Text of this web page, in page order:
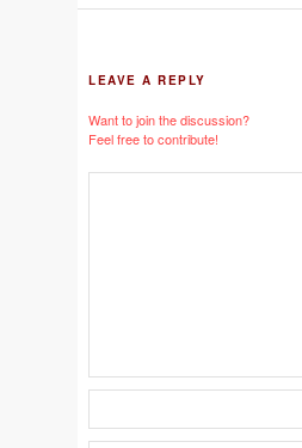
LEAVE A REPLY
Want to join the discussion?
Feel free to contribute!